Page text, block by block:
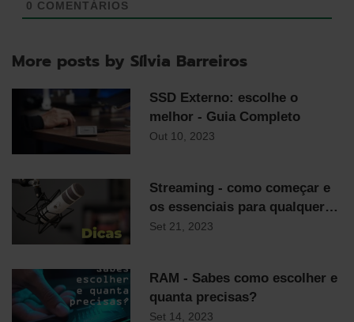
0 COMENTÁRIOS
More posts by Sílvia Barreiros
SSD Externo: escolhe o
melhor - Guia Completo
Out 10, 2023
Streaming - como começar e
os essenciais para qualquer
streamer
Set 21, 2023
RAM - Sabes como escolher e
quanta precisas?
Set 14, 2023